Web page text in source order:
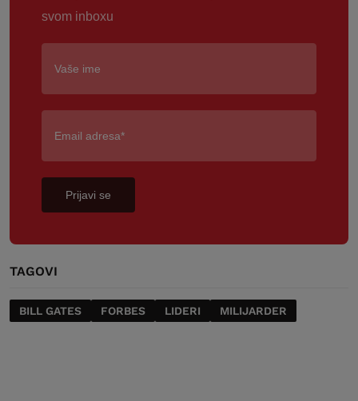
svom inboxu
Prijavi se
TAGOVI
BILL GATES FORBES LIDERI MILIJARDER